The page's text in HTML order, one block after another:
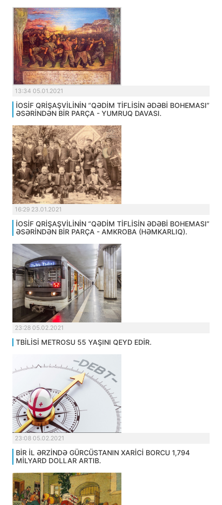
13:34 05.01.2021
İOSİF QRİŞAŞVİLİNİN “QƏDİM TİFLİSİN ƏDƏBİ BOHEMASI”
ƏSƏRİNDƏN BİR PARÇA - YUMRUQ DAVASI.
16:29 23.01.2021
İOSİF QRİŞAŞVİLİNİN “QƏDİM TİFLİSİN ƏDƏBİ BOHEMASI”
ƏSƏRİNDƏN BİR PARÇA - AMKROBA (HƏMKARLIQ).
23:28 05.02.2021
TBİLİSİ METROSU 55 YAŞINI QEYD EDİR.
23:08 05.02.2021
BİR İL ƏRZİNDƏ GÜRCÜSTANIN XARİCİ BORCU 1,794
MİLYARD DOLLAR ARTIB.